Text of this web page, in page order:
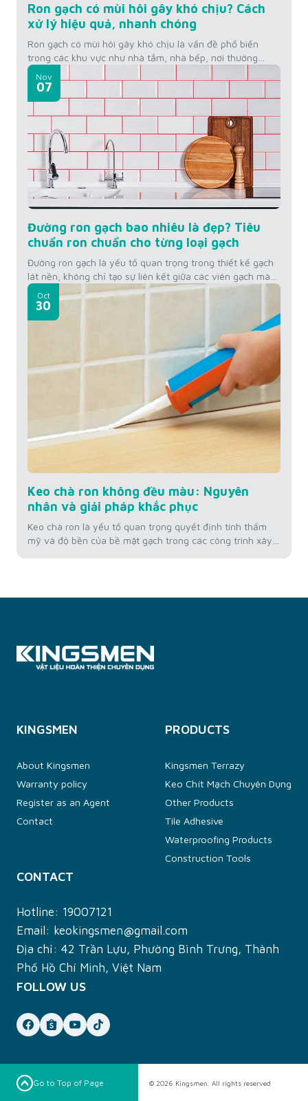
Ron gạch có mùi hôi gây khó chịu? Cách
xử lý hiệu quả, nhanh chóng
Ron gạch có mùi hôi gây khó chịu là vấn đề phổ biến
trong các khu vực như nhà tắm, nhà bếp, nơi thường
xuyên tiếp xúc với độ ẩm và dễ bám bẩn. Mùi hôi từ
đường ron không chỉ làm mất vệ sinh mà còn ảnh hưởng
đến không gian sống. Để khắc...
Nov
07
Đường ron gạch bao nhiêu là đẹp? Tiêu
chuẩn ron chuẩn cho từng loại gạch
Đường ron gạch là yếu tố quan trọng trong thiết kế gạch
lát nền, không chỉ tạo sự liên kết giữa các viên gạch mà
còn ảnh hưởng đến thẩm mỹ không gian. Vậy đường ron
gạch bao nhiêu là đẹp? Hãy cùng tìm hiểu tiêu chuẩn
đường ron cho từng loại gạch mà KINGSMEN...
Oct
30
Keo chà ron không đều màu: Nguyên
nhân và giải pháp khắc phục
Keo chà ron là yếu tố quan trọng quyết định tính thẩm
mỹ và độ bền của bề mặt gạch trong các công trình xây
KINGSMEN
About Kingsmen
Warranty policy
Register as an Agent
Contact
PRODUCTS
Kingsmen Terrazy
Keo Chít Mạch Chuyên Dụng
Other Products
Tile Adhesive
Waterproofing Products
Construction Tools
CONTACT
Hotline: 19007121
Email: keokingsmen@gmail.com
Địa chỉ: 42 Trần Lựu, Phường Bình Trưng, Thành
Phố Hồ Chí Minh, Việt Nam
FOLLOW US
Go to Top of Page © 2026 Kingsmen. All rights reserved